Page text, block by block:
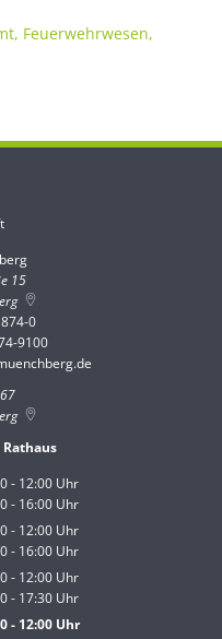
Feuerwehrwesen,
15
0
9100
- 12:00 Uhr
Von 08:00 bis 12:00 Uhr
- 16:00 Uhr
Von 14:00 bis 16:00 Uhr
- 12:00 Uhr
Von 08:00 bis 12:00 Uhr
- 16:00 Uhr
Von 14:00 bis 16:00 Uhr
- 12:00 Uhr
Von 08:00 bis 12:00 Uhr
- 17:30 Uhr
Von 14:00 bis 17:30 Uhr
- 12:00Uhr